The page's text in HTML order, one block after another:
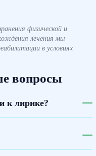
физической и
лечения мы
в условиях
вопросы
к лирике?